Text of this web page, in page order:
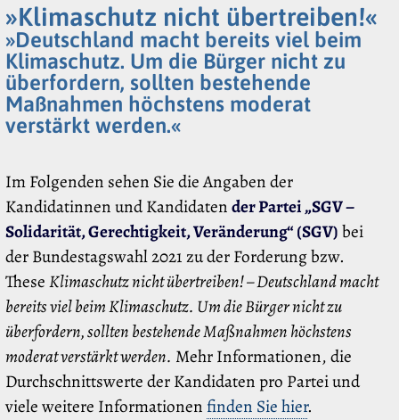
»Klimaschutz nicht übertreiben!«
»Deutschland macht bereits viel beim
Klimaschutz. Um die Bürger nicht zu
überfordern, sollten bestehende
Maßnahmen höchstens moderat
verstärkt werden.«
Im Folgenden sehen Sie die Angaben der
Kandidatinnen und Kandidatender Partei „SGV –
Solidarität, Gerechtigkeit, Veränderung“ (SGV)bei
der Bundestagswahl 2021 zu der Forderung bzw.
TheseKlimaschutz nicht übertreiben! – Deutschland macht
bereits viel beim Klimaschutz. Um die Bürger nicht zu
überfordern, sollten bestehende Maßnahmen höchstens
moderat verstärkt werden. Mehr Informationen, die
Durchschnittswerte der Kandidaten pro Partei und
viele weitere Informationen finden Sie hier.